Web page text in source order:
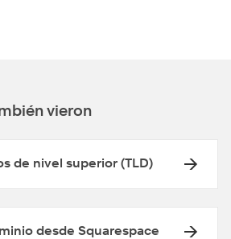
vieron
de nivel superior (TLD)
desde Squarespace